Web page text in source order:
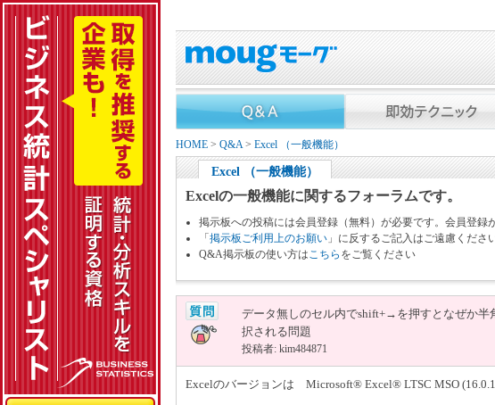
HOME > Q&A> Excel （一般機能）
Excel （一般機能）
Excelの一般機能に関するフォーラムです。
掲示板への投稿には会員登録（無料）が必要です。会員登録
「掲示板ご利用上のお願い 」に反するご記入はご遠慮ください
Q&A掲示板の使い方は こちら をご覧ください
データ無しのセル内でshift+→を押すとなぜか半
択される問題
投稿者: kim484871
Excelのバージョンは Microsoft® Excel® LTSC MSO